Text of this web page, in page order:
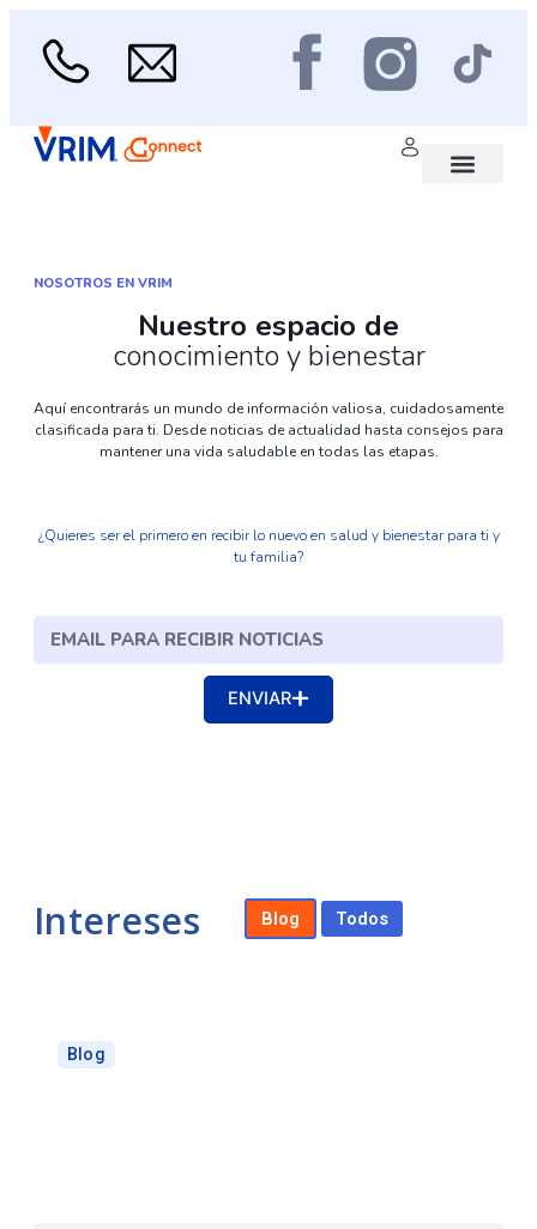
contenido
Menu
NOSOTROS EN VRIM
Nuestro espacio de
conocimiento y bienestar
Aquí encontrarás un mundo de información valiosa, cuidadosamente
clasificada para ti. Desde noticias de actualidad hasta consejos para
mantener una vida saludable en todas las etapas.
¿Quieres ser el primero en recibir lo nuevo en salud y bienestar para ti y
tu familia?
Email
ENVIAR
Intereses Blog Todos
Blog